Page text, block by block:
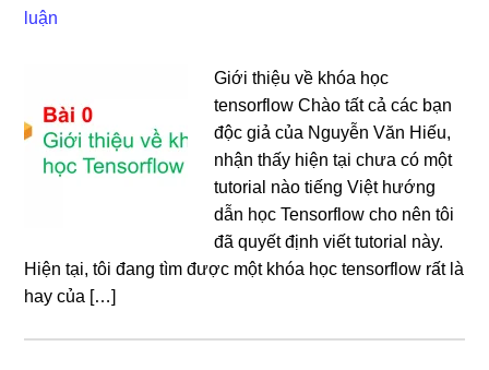
luận
Giới thiệu về khóa học
tensorflow Chào tất cả các bạn
độc giả của Nguyễn Văn Hiếu,
nhận thấy hiện tại chưa có một
tutorial nào tiếng Việt hướng
dẫn học Tensorflow cho nên tôi
đã quyết định viết tutorial này.
Hiện tại, tôi đang tìm được một khóa học tensorflow rất là
hay của […]